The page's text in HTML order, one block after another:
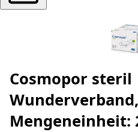
Cosmopor steril
Mengeneinheit: